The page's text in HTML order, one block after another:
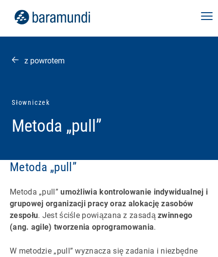
z powrotem
Słowniczek
Metoda „pull”
Metoda „pull”
Metoda „pull”umożliwia kontrolowanie indywidualnej i
grupowej organizacji pracy oraz alokację zasobów
zespołu. Jest ściśle powiązana z zasadązwinnego
(ang. agile) tworzenia oprogramowania.
W metodzie „pull” wyznacza się zadania i niezbędne